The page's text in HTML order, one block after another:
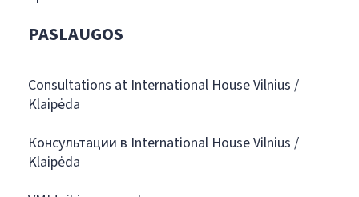
PASLAUGOS
Consultations at International House Vilnius /
Klaipėda
Консультации в International House Vilnius /
Klaipėda